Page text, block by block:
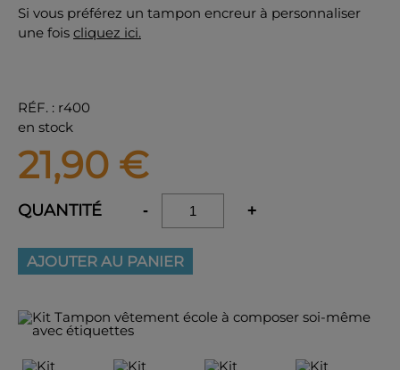
Si vous préférez un tampon encreur à personnaliser
une fois cliquez ici.
RÉF. : r400
en stock
21,90 €
QUANTITÉ - +
AJOUTER AU PANIER